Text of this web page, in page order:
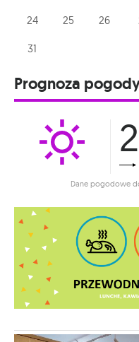
24 25 26
31
Prognoza
Dane pogodowe